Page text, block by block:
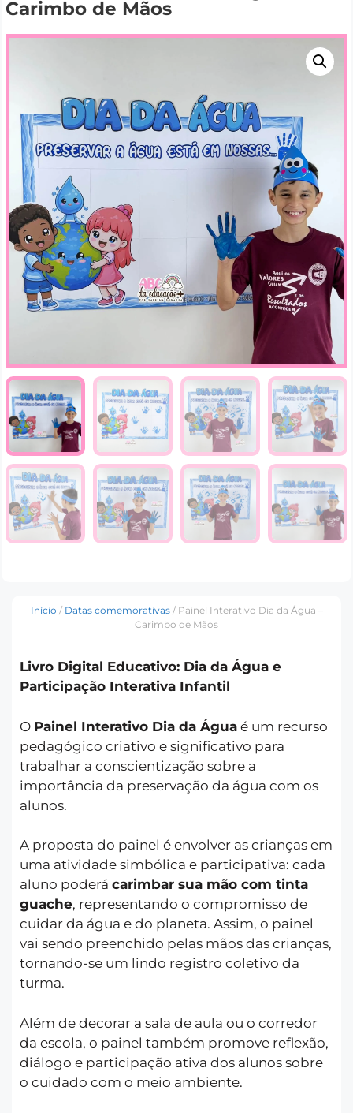
Carimbo de Mãos
Início / Datas comemorativas/ Painel Interativo Dia da Água –
Carimbo de Mãos
Livro Digital Educativo: Dia da Água e
Participação Interativa Infantil
O Painel Interativo Dia da Água é um recurso
pedagógico criativo e significativo para
trabalhar a conscientização sobre a
importância da preservação da água com os
alunos.
A proposta do painel é envolver as crianças em
uma atividade simbólica e participativa: cada
aluno poderá carimbar sua mão com tinta
guache, representando o compromisso de
cuidar da água e do planeta. Assim, o painel
vai sendo preenchido pelas mãos das crianças,
tornando-se um lindo registro coletivo da
turma.
Além de decorar a sala de aula ou o corredor
da escola, o painel também promove reflexão,
diálogo e participação ativa dos alunos sobre
o cuidado com o meio ambiente.